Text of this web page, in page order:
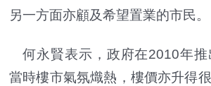
另一方面亦顧及希望置業的市民。
何永賢表示，政府在2010年推
當時樓市氣氛熾熱，樓價亦升得